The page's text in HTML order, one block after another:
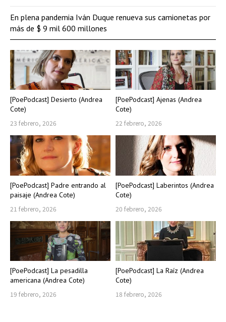
[PoePodcast] Desierto (Andrea
Cote)
23 febrero, 2026
[PoePodcast] Ajenas (Andrea
Cote)
22 febrero, 2026
[PoePodcast] Padre entrando al
paisaje (Andrea Cote)
21 febrero, 2026
[PoePodcast] Laberintos (Andrea
Cote)
20 febrero, 2026
[PoePodcast] La pesadilla
americana (Andrea Cote)
19 febrero, 2026
[PoePodcast] La Raíz (Andrea
Cote)
18 febrero, 2026
En plena pandemia Iván Duque renueva sus camionetas por
más de $ 9 mil 600 millones